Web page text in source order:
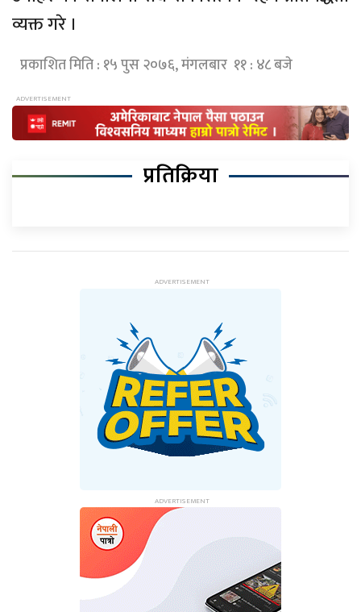
व्यक्त गरे ।
प्रकाशित मिति : १५ पुस २०७६, मंगलबार ११ : ४८ बजे
प्रतिक्रिया